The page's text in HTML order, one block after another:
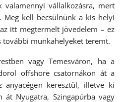
valamennyi vállalkozásra, mert
kell becsülnünk a kis helyi
itt megtermelt jövedelem – ez
további munkahelyeket teremt.
vagy Temesváron, ha a
offshore csatornákon át a
anyacégen keresztül, illetve ki
át Nyugatra, Szingapúrba vagy